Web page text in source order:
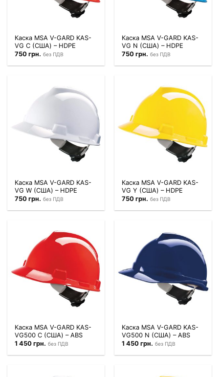
Каска MSA V-GARD KAS-
VG C (США) – HDPE
750грн. без ПДВ
Каска MSA V-GARD KAS-
VG N (США) – HDPE
750грн. без ПДВ
Каска MSA V-GARD KAS-
VG W (США) – HDPE
750грн. без ПДВ
Каска MSA V-GARD KAS-
VG Y (США) – HDPE
750грн. без ПДВ
Каска MSA V-GARD KAS-
VG500 C (США) – ABS
1 450грн. без ПДВ
Каска MSA V-GARD KAS-
VG500 N (США) – ABS
1 450грн. без ПДВ